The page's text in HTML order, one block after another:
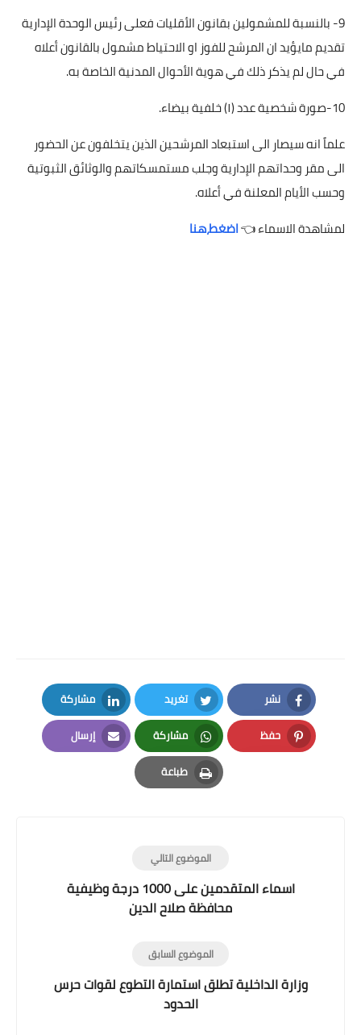
9- بالنسبة للمشمولين بقانون الأقليات فعلى رئيس الوحدة الإدارية
تقديم مايؤيد ان المرشح للفوز او الاحتياط مشمول بالقانون أعلاه
في حال لم يذكر ذلك في هوية الأحوال المدنية الخاصة به.
10-صورة شخصية عدد (١) خلفية بيضاء.
علماً انه سيصار الى استبعاد المرشحين الذين يتخلفون عن الحضور
الى مقر وحداتهم الإدارية وجلب مستمسكاتهم والوثائق الثبوتية
وحسب الأيام المعلنة في أعلاه.
لمشاهدة الاسماء 👈اضغط،هنا
نشر
Facebook
تغريد
Twitter
مشاركة
LinkedIn
حفظ
Pinterest
مشاركة
Whatsapp
إرسال
Email
طباعة
Print
الموضوع التالي
اسماء المتقدمين على 1000 درجة وظيفية
محافظة صلاح الدين
الموضوع السابق
وزارة الداخلية تطلق استمارة التطوع لقوات حرس
الحدود